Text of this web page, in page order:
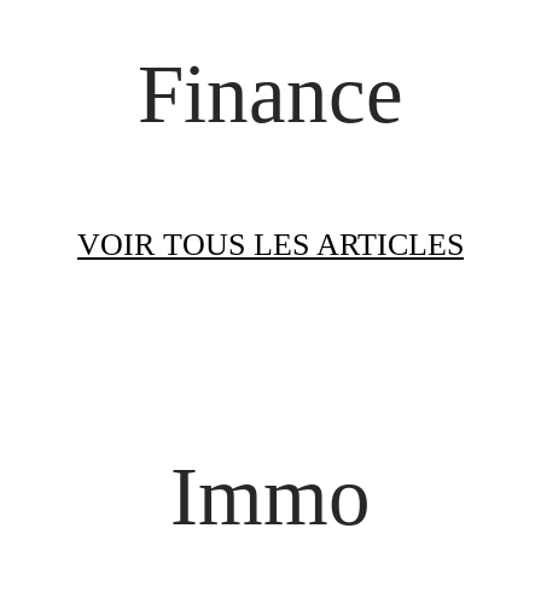
Finance
VOIR TOUS LES ARTICLES
Immo